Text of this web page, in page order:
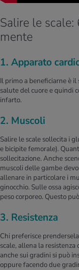
Salire le
mente
1. Apparato
Il primo a beneficiarne è il
salute del cuore e quindi
infarto.
2. Muscoli
Salire le scale sollecita i
e bicipite femorale).
sollecitazione. Anche
muscoli delle gambe
allenare in particolare i
ginocchio. Sulle ossa
peso corporeo. Questo
3. Resistenza
Chi preferisce
scale, allena la
anche sui gradini si può
oppure facendo due